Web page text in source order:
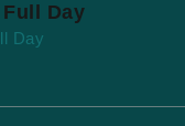
Day